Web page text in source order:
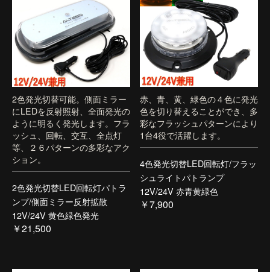
2色発光切替可能。側面ミラー
にLEDを反射照射、全面発光の
ように明るく発光します。フラ
ッシュ、回転、交互、全点灯
等、２６パターンの多彩なアク
ション。
2色発光切替LED回転灯パトラ
ンプ/側面ミラー反射拡散
12V/24V 黄色緑色発光
￥21,500
赤、青、黄、緑色の４色に発光
色を切り替えることができ、多
彩なフラッシュパターンにより
1台4役で活躍します。
4色発光切替LED回転灯/フラッ
シュライトパトランプ
12V/24V 赤青黄緑色
￥7,900